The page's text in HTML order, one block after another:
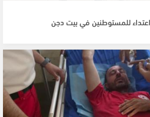
للمستوطنين في بيت دجن